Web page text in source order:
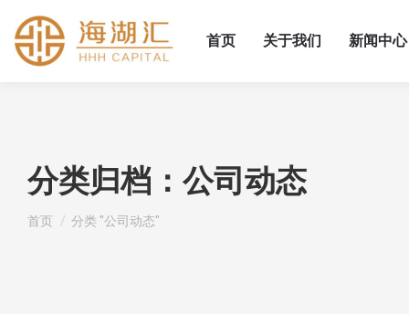
首页 关于我们 新闻中心
分类归档： 公司动态
您在这里：
首页 分类 "公司动态"